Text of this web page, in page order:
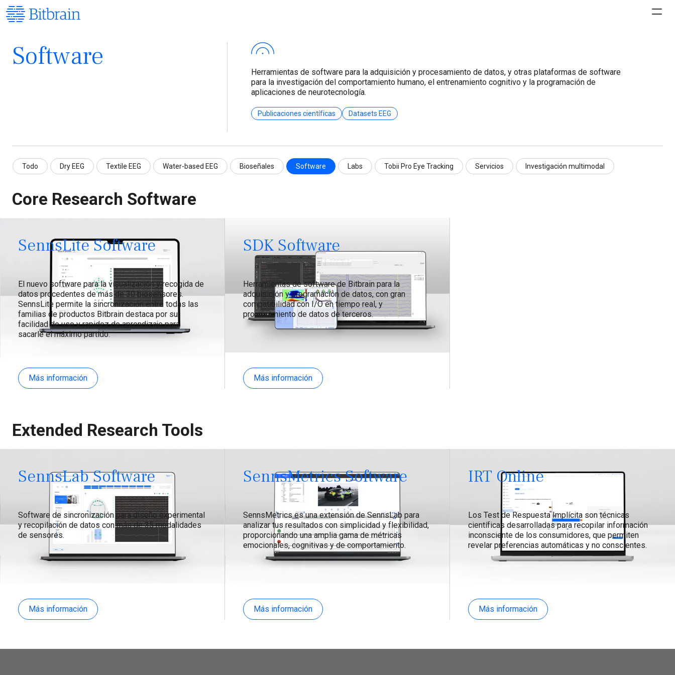
Software
Herramientas de software para la adquisición y procesamiento de datos, y otras plataformas de software
para la investigación del comportamiento humano, el entrenamiento cognitivo y la programación de
aplicaciones de neurotecnología.
Publicaciones científicas Datasets EEG
Todo Dry EEG Textile EEG Water-based EEG Bioseñales Software Labs Tobii Pro Eye Tracking Servicios Investigación multimodal
Core Research Software
SennsLite Software
El nuevo software para la visualización y recogida de
datos procedentes de más de 30 biosensores.
SennsLite permite la sincronización entre todas las
familias de productos Bitbrain destaca por su
facilidad de uso y rapidez de aprendizaje para
sacarle el máximo partido.
Más información
SDK Software
Herramientas de software de Bitbrain para la
adquisición y programación de datos, con gran
compatibilidad con I/O en tiempo real, y
procesamiento de datos de terceros.
Más información
Extended Research Tools
SennsLab Software
Software de sincronización para diseño experimental
y recopilación de datos con más de 35 modalidades
de sensores.
Más información
SennsMetrics Software
SennsMetrics es una extensión de SennsLab para
analizar tus resultados con simplicidad y flexibilidad,
proporcionando una amplia gama de métricas
emocionales, cognitivas y de comportamiento.
Más información
IRT Online
Los Test de Respuesta Implícita son técnicas
científicas desarrolladas para recopilar información
inconsciente de los consumidores, que permiten
revelar preferencias automáticas y no conscientes.
Más información